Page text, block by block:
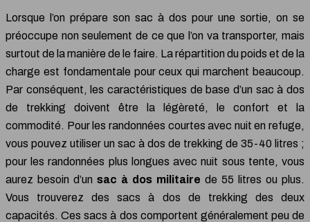
Lorsque l’on prépare son sac à dos pour une sortie, on se
préoccupe non seulement de ce que l’on va transporter, mais
surtout de la manière de le faire. La répartition du poids et de la
charge est fondamentale pour ceux qui marchent beaucoup.
Par conséquent, les caractéristiques de base d’un sac à dos
de trekking doivent être la légèreté, le confort et la
commodité. Pour les randonnées courtes avec nuit en refuge,
vous pouvez utiliser un sac à dos de trekking de 35-40 litres ;
pour les randonnées plus longues avec nuit sous tente, vous
aurez besoin d’un sac à dos militaire de 55 litres ou plus.
Vous trouverez des sacs à dos de trekking des deux
capacités. Ces sacs à dos comportent généralement peu de